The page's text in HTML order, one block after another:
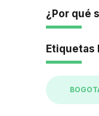
¿Por qué
Etiquetas